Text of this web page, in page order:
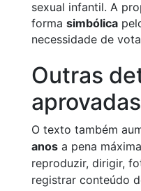
sexual infantil. A
forma simbólica
necessidade de
Outras
O texto também
anos a pena
reproduzir, dirigir,
registrar conteúdo